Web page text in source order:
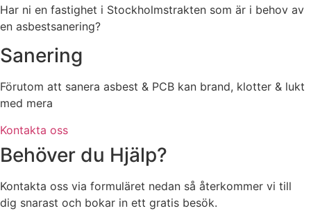
Har ni en fastighet i Stockholmstrakten som är i behov av
en asbestsanering?
Sanering
Förutom att sanera asbest & PCB kan brand, klotter & lukt
med mera
Kontakta oss
Behöver du Hjälp?
Kontakta oss via formuläret nedan så återkommer vi till
dig snarast och bokar in ett gratis besök.